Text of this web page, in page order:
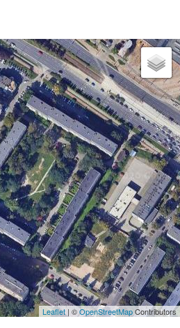
Leaflet | ©OpenStreetMapContributors